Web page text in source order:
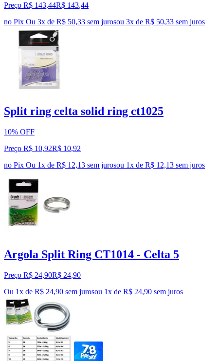
Preço R$ 143,44R$ 143,44
no Pix Ou 3x de R$ 50,33 sem jurosou 3x de R$ 50,33 sem juros
Split ring celta solid ring ct1025
10% OFF
Preço R$ 10,92R$ 10,92
no Pix Ou 1x de R$ 12,13 sem jurosou 1x de R$ 12,13 sem juros
Argola Split Ring CT1014 - Celta 5
Preço R$ 24,90R$ 24,90
Ou 1x de R$ 24,90 sem jurosou 1x de R$ 24,90 sem juros